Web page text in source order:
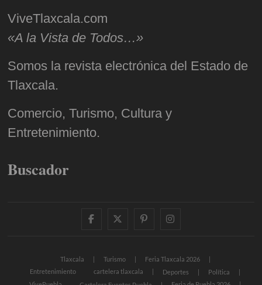
ViveTlaxcala.com
«A la Vista de Todos…»
Somos la revista electrónica del Estado de
Tlaxcala.
Comercio, Turismo, Cultura y
Entretenimiento.
Buscador
facebooktwitter
pinterestinstagram
Tlaxcala Turismo
Feria Tlaxcala 2026
Entretenimiento
cartelera tlaxcala Deportes
Política